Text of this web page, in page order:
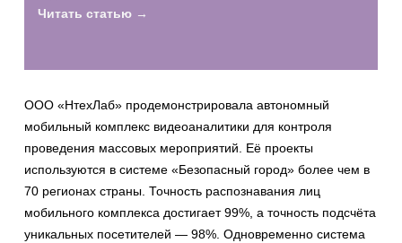
Читать статью →
ООО «НтехЛаб» продемонстрировала автономный
мобильный комплекс видеоаналитики для контроля
проведения массовых мероприятий. Её проекты
используются в системе «Безопасный город» более чем в
70 регионах страны. Точность распознавания лиц
мобильного комплекса достигает 99%, а точность подсчёта
уникальных посетителей — 98%. Одновременно система